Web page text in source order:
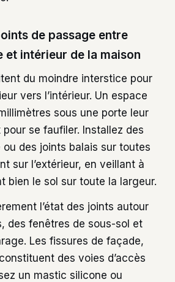
de passage entre
et intérieur de la maison
du moindre interstice pour
vers l’intérieur. Un espace
sous une porte leur
se faufiler. Installez des
ou des joints balais sur toutes
sur l’extérieur, en veillant à
bien le sol sur toute la largeur.
l’état des joints autour
des fenêtres de sous-sol et
Les fissures de façade,
des voies d’accès
un mastic silicone ou